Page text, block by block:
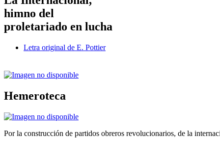
himno del
proletariado en lucha
Letra original de E. Pottier
Hemeroteca
Por la construcción de partidos obreros revolucionarios, de la